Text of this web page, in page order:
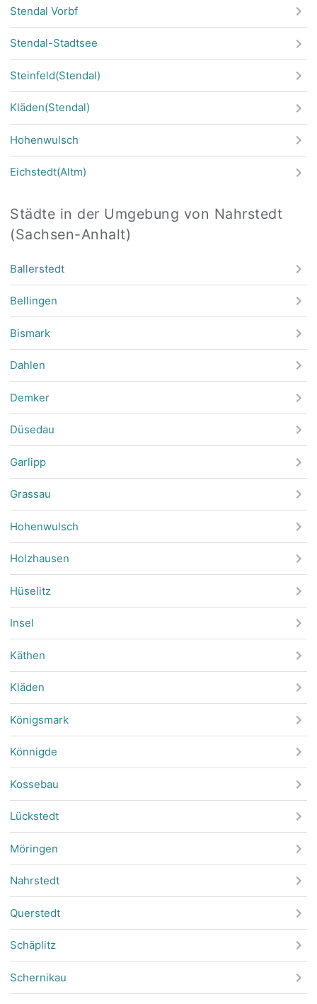
Stendal Vorbf
Stendal-Stadtsee
Steinfeld(Stendal)
Kläden(Stendal)
Hohenwulsch
Eichstedt(Altm)
Städte in der Umgebung von Nahrstedt
(Sachsen-Anhalt)
Ballerstedt
Bellingen
Bismark
Dahlen
Demker
Düsedau
Garlipp
Grassau
Hohenwulsch
Holzhausen
Hüselitz
Insel
Käthen
Kläden
Königsmark
Könnigde
Kossebau
Lückstedt
Möringen
Nahrstedt
Querstedt
Schäplitz
Schernikau